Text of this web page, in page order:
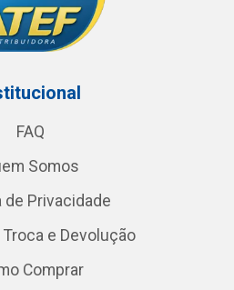
FAQ
Somos
de Privacidade
e Devolução
Comprar